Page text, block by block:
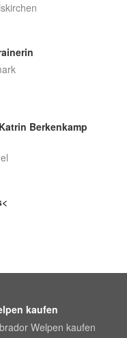
Berkenkamp
kaufen
Welpen kaufen